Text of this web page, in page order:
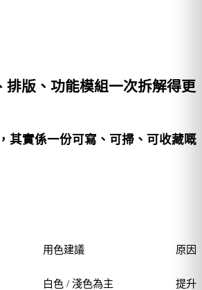
排版、功能模組一次拆解得更
其實係一份可寫、可掃、可收藏嘅
用色建議 原因
白色 / 淺色為主 提升